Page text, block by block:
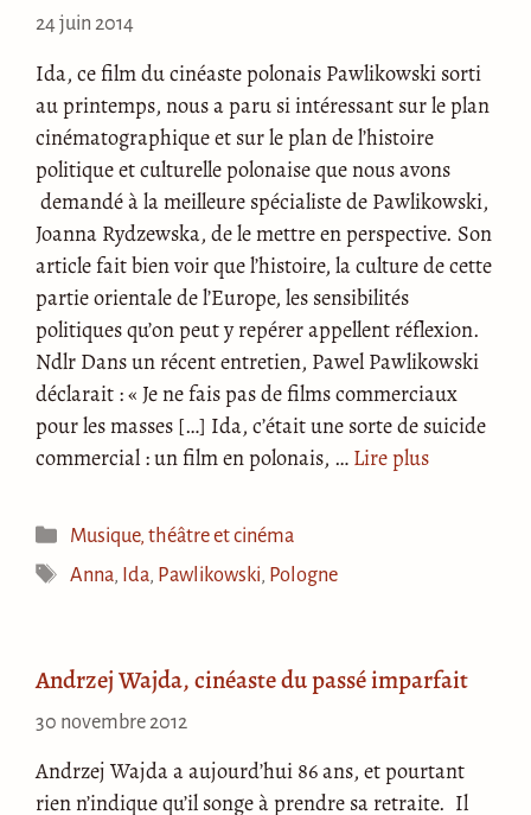
24 juin 2014
Ida, ce film du cinéaste polonais Pawlikowski sorti
au printemps, nous a paru si intéressant sur le plan
cinématographique et sur le plan de l’histoire
politique et culturelle polonaise que nous avons
demandé à la meilleure spécialiste de Pawlikowski,
Joanna Rydzewska, de le mettre en perspective. Son
article fait bien voir que l’histoire, la culture de cette
partie orientale de l’Europe, les sensibilités
politiques qu’on peut y repérer appellent réflexion.
Ndlr Dans un récent entretien, Pawel Pawlikowski
déclarait : « Je ne fais pas de films commerciaux
pour les masses […] Ida, c’était une sorte de suicide
commercial : un film en polonais, … Lire plus
Catégories
Musique, théâtre et cinéma
Étiquettes
Anna, Ida, Pawlikowski, Pologne
Andrzej Wajda, cinéaste du passé imparfait
30 novembre 2012
Andrzej Wajda a aujourd’hui 86 ans, et pourtant
rien n’indique qu’il songe à prendre sa retraite. Il